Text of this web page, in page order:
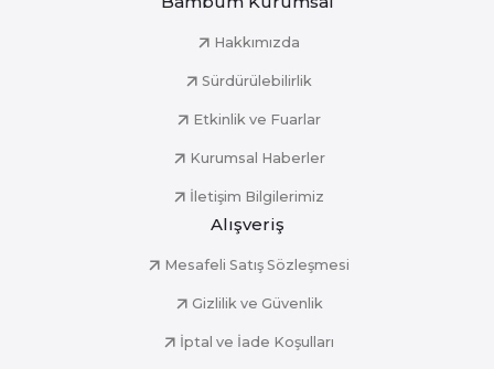
Hakkımızda
Sürdürülebilirlik
Etkinlik ve Fuarlar
Kurumsal Haberler
İletişim Bilgilerimiz
Alışveriş
Mesafeli Satış Sözleşmesi
Gizlilik ve Güvenlik
İptal ve İade Koşulları